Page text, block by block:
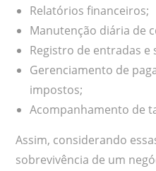
Relatórios financeiros;
Manutenção diária de
Registro de entradas e
Gerenciamento de
impostos;
Acompanhamento de
Assim, considerando
sobrevivência de um